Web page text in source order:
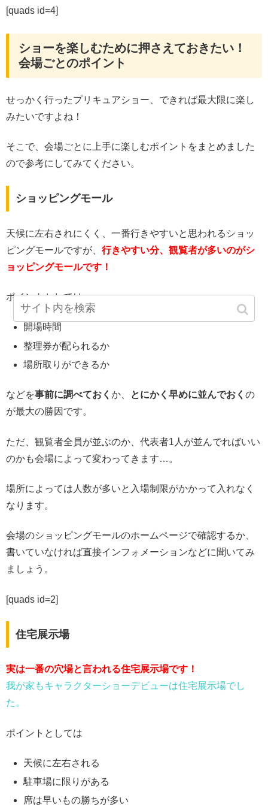
[quads id=4]
ショーを楽しむために押さえておきたい！
会場ごとのポイント
せっかく行ったプリキュアショー、できれば最大限に楽し
みたいですよね！
そこで、会場ごとに上手に楽しむポイントをまとめました
ので参考にしてみてください。
ショッピングモール
天候に左右されにくく、一番行きやすいと思われるショッ
ピングモールですが、 行きやすい分、観覧者が多いのがシ
ョッピングモールです！
ポイントとしては
開場時間
整理券が配られるか
場所取りができるか
などを事前に調べておく か、 とにかく早めに並んでおく の
が最大の勝因です。
ただ、観覧者全員が並ぶのか、代表者1人が並んでればいい
のかも会場によって変わってきます…。
場所によっては人数が多いと入場制限がかかって入れなく
なります。
会場のショッピングモールのホームページで確認するか、
書いていなければ直接インフォメーションなどに聞いてみ
ましょう。
[quads id=2]
住宅展示場
実は一番の穴場と言われる住宅展示場です！
我が家もキャラクターショーデビューは住宅展示場でし
た。
ポイントとしては
天候に左右される
駐車場に限りがある
席は早いもの勝ちが多い